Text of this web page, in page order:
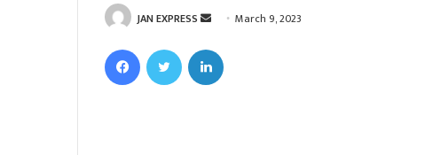
JAN EXPRESS
d
March 9, 2023